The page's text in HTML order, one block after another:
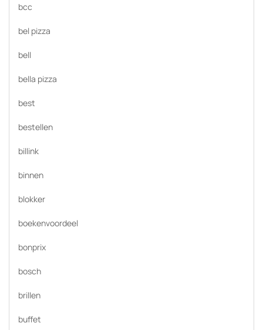
bcc
bel pizza
bell
bella pizza
best
bestellen
billink
binnen
blokker
boekenvoordeel
bonprix
bosch
brillen
buffet